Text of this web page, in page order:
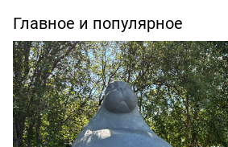
Главное и популярное